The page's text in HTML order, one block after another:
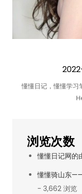
懂懂日记，懂懂学
浏览次数
懂懂日记网的
懂懂骑山东
- 3,662 浏览